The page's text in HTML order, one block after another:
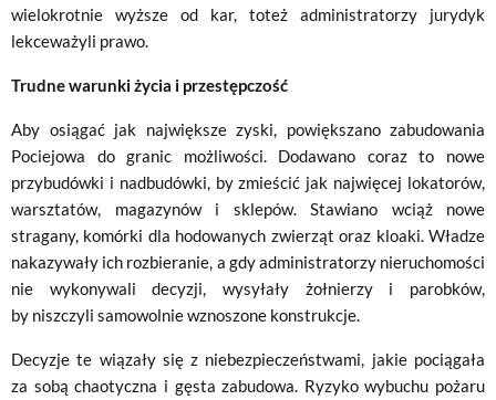
wielokrotnie wyższe od kar, toteż administratorzy jurydyk
lekceważyli prawo.
Trudne warunki życia i przestępczość
Aby osiągać jak największe zyski, powiększano zabudowania
Pociejowa do granic możliwości. Dodawano coraz to nowe
przybudówki i nadbudówki, by zmieścić jak najwięcej lokatorów,
warsztatów, magazynów i sklepów. Stawiano wciąż nowe
stragany, komórki dla hodowanych zwierząt oraz kloaki. Władze
nakazywały ich rozbieranie, a gdy administratorzy nieruchomości
nie wykonywali decyzji, wysyłały żołnierzy i parobków,
by niszczyli samowolnie wznoszone konstrukcje.
Decyzje te wiązały się z niebezpieczeństwami, jakie pociągała
za sobą chaotyczna i gęsta zabudowa. Ryzyko wybuchu pożaru